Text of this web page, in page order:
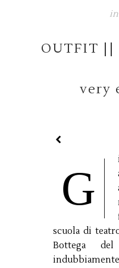
in
OUTFIT ||
very
G
scuola di
Bottega